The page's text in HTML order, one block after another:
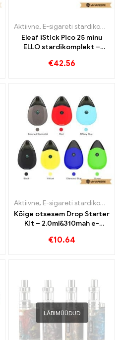
,Mod
Aktiivne, E-sigareti stardikomplekt
Eleaf iStick Pico 25 minu
ELLO stardikomplekt –
hulgimüük丨Kohandatud
€42.56
,Ühekordsed e-sigaretid
Aktiivne, E-sigareti stardikomplekt
Kõige otsesem Drop Starter
Kit – 2.0ml&310mah e-
Kohandatud
€10.64
LÄBIMÜÜDUD